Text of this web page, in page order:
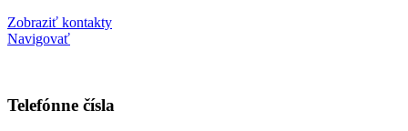
Zobraziť kontakty
Navigovať
Telefónne čísla